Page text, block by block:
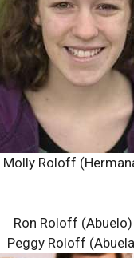
Molly Roloff
Ron Roloff (Abuelo)
Peggy Roloff